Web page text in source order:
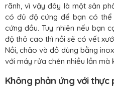
rãnh, vì vậy đây là một sản
có đủ độ cứng để bạn có
cứng đầu. Tuy nhiên nếu bạn
độ thô cao thì nồi sẽ có vết
Nồi, chảo và đồ dùng bằng
với máy rửa chén nhiều lần mà
Không phản ứng với thực